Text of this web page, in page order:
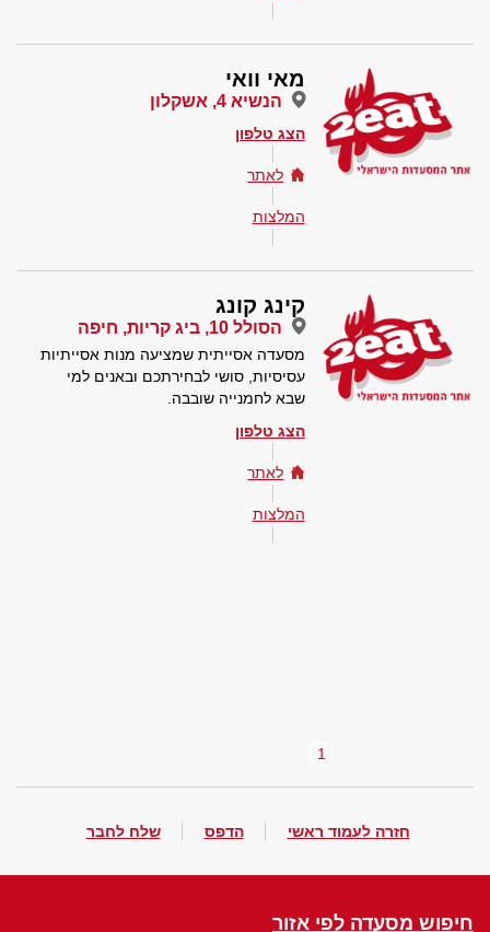
מאי וואי
הנשיא 4, אשקלון
הצג טלפון
לאתר
המלצות
קינג קונג
הסולל 10, ביג קריות, חיפה
מסעדה אסייתית שמציעה מנות אסייתיות
עסיסיות, סושי לבחירתכם ובאנים למי
שבא לחמנייה שובבה.
הצג טלפון
לאתר
המלצות
1
חזרה לעמוד ראשי הדפס שלח לחבר
חיפוש מסעדה לפי אזור